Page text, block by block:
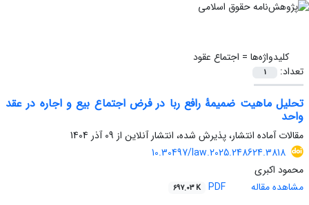
کلیدواژه‌ها = اجتماع عقود
تعداد:
تحلیل ماهیت ضمیمۀ رافع ربا در فرض اجتماع بیع و اجاره در عقد
واحد
مقالات آماده انتشار، پذیرش شده، انتشار آنلاین از 09 آذر 1404
10.30497/law.2025.248624.3818
محمود اکبری
مشاهده مقاله
697.03 K